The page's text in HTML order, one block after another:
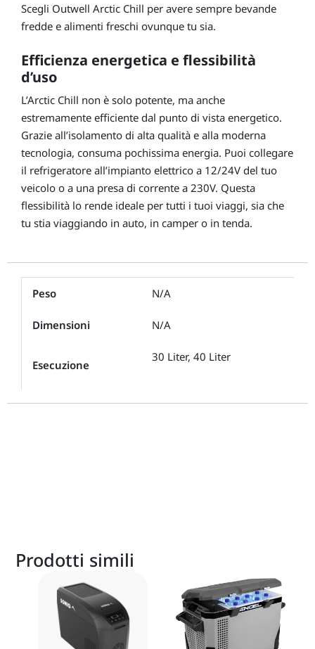
Scegli Outwell Arctic Chill per avere sempre bevande
fredde e alimenti freschi ovunque tu sia.
Efficienza energetica e flessibilità
d’uso
L’Arctic Chill non è solo potente, ma anche
estremamente efficiente dal punto di vista energetico.
Grazie all’isolamento di alta qualità e alla moderna
tecnologia, consuma pochissima energia. Puoi collegare
il refrigeratore all’impianto elettrico a 12/24V del tuo
veicolo o a una presa di corrente a 230V. Questa
flessibilità lo rende ideale per tutti i tuoi viaggi, sia che
tu stia viaggiando in auto, in camper o in tenda.
Peso N/A
Dimensioni N/A
Esecuzione
30 Liter, 40 Liter
Prodotti simili